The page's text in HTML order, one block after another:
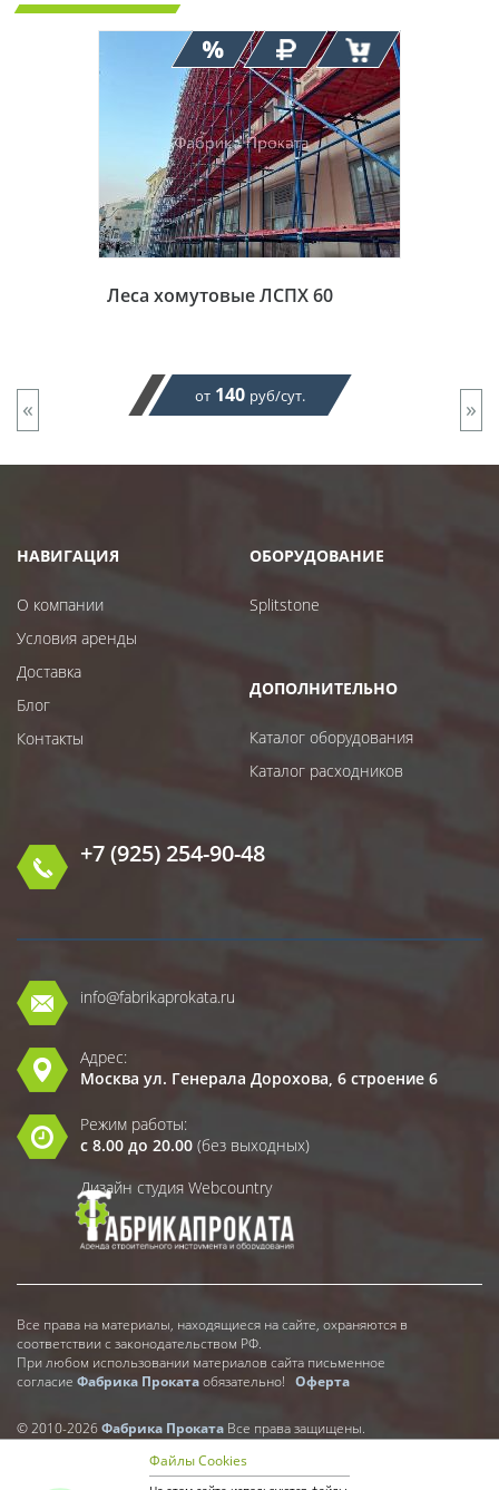
Леса хомутовые ЛСПХ 60
от 140 руб/сут.
« »
НАВИГАЦИЯ
О компании
Условия аренды
Доставка
Блог
Контакты
ОБОРУДОВАНИЕ
Splitstone
ДОПОЛНИТЕЛЬНО
Каталог оборудования
Каталог расходников
+7 (925) 254-90-48
info@fabrikaprokata.ru
Адрес:
Москва ул. Генерала Дорохова, 6 строение 6
Режим работы:
с 8.00 до 20.00 (без выходных)
Дизайн студия Webcountry
Все права на материалы, находящиеся на сайте, охраняются в
соответствии с законодательством РФ.
При любом использовании материалов сайта письменное
согласие Фабрика Прокатаобязательно! Оферта
© 2010-2026Фабрика Проката Все права защищены.
Файлы Cookies